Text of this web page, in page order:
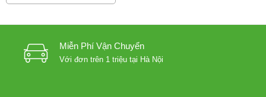
Miễn Phí Vận Chuyển
Với đơn trên 1 triệu tại Hà Nội